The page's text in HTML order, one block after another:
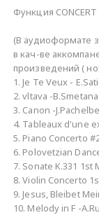
Функция
(В аудиоформате
в кач-ве
произведений (
1. Je Te Veux -
2. vltava -
3. Canon -
4. Tableaux d'une
5. Piano Concerto
6. Polovetzian
7. Sonate K.331 1st
8. Violin Concerto
9. Jesus, Bleibet
10. Melody in F -